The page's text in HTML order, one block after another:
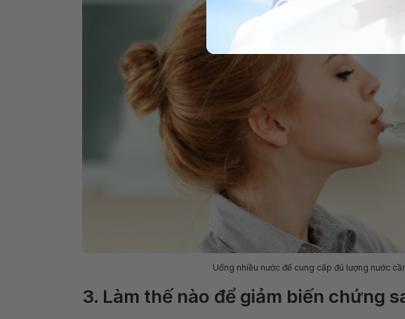
Uống nhiều nước để cung cấp đủ lượng nước
3. Làm thế nào để giảm biến chứng